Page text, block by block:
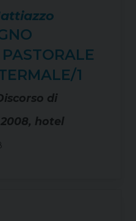
1
di
hotel